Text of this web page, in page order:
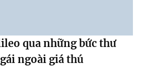
qua những bức thư
ngoài giá thú